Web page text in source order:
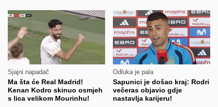
Sjajni napadač
Ma šta će Real Madrid!
Kenan Kodro skinuo osmjeh
s lica velikom Mourinhu!
Odluka je pala
Sapunici je došao kraj: Rodri
večeras objavio gdje
nastavlja karijeru!